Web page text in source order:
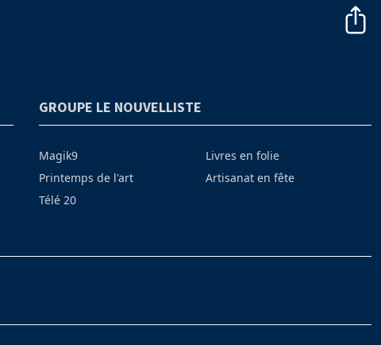
GROUPE LE NOUVELLISTE
Magik9
Printemps de l'art
Télé 20
Livres en folie
Artisanat en fête